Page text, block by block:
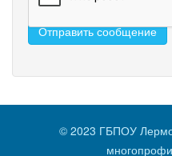
Отправить сообщение
© 2023 ГБПОУ